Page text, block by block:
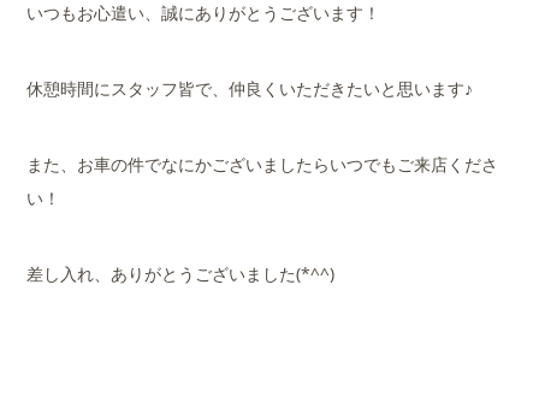
いつもお心遣い、誠にありがとうございます！
休憩時間にスタッフ皆で、仲良くいただきたいと思います♪
また、お車の件でなにかございましたらいつでもご来店くださ
い！
差し入れ、ありがとうございました(*^^)